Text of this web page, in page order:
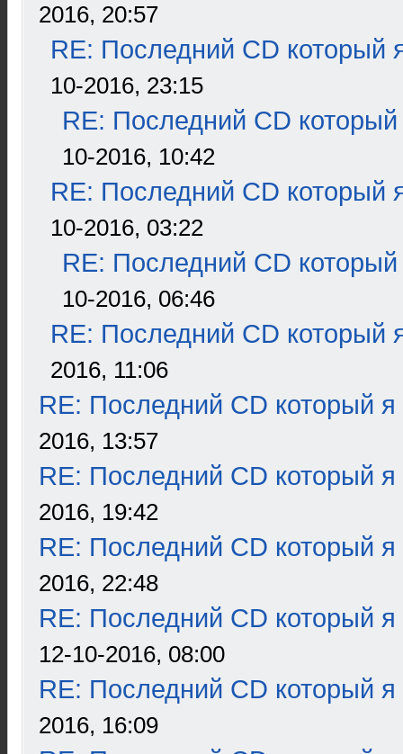
2016, 20:57
RE: Последний CD который
10-2016, 23:15
RE: Последний CD который
10-2016, 10:42
RE: Последний CD который
10-2016, 03:22
RE: Последний CD который
10-2016, 06:46
RE: Последний CD который
2016, 11:06
RE: Последний CD который я
2016, 13:57
RE: Последний CD который я
2016, 19:42
RE: Последний CD который я
2016, 22:48
RE: Последний CD который я
12-10-2016, 08:00
RE: Последний CD который я
2016, 16:09